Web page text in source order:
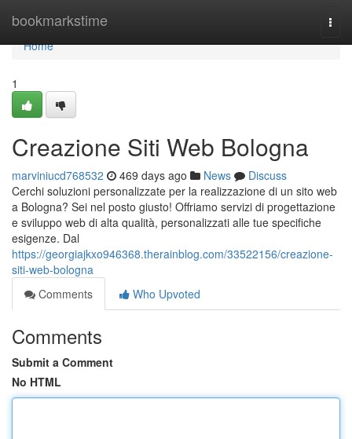
bookmarkstime
Home
Home
1
Creazione Siti Web Bologna
marviniucd768532 469 days ago News
Discuss
Cerchi soluzioni personalizzate per la realizzazione di un sito web
a Bologna? Sei nel posto giusto! Offriamo servizi di progettazione
e sviluppo web di alta qualità, personalizzati alle tue specifiche
esigenze. Dal
https://georgiajkxo946368.therainblog.com/33522156/creazione-
siti-web-bologna
Comments
Who Upvoted
Comments
Submit a Comment
No HTML